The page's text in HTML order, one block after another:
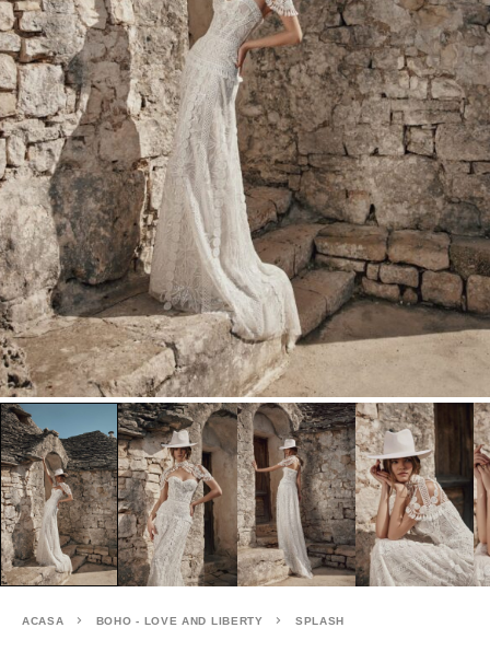
ACASA BOHO - LOVE AND LIBERTY SPLASH